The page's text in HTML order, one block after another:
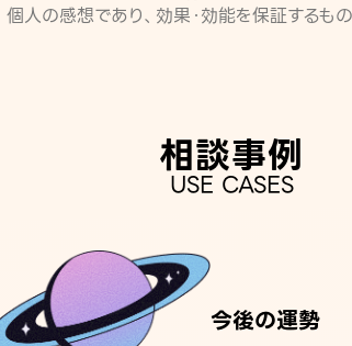
人の感想であり、効果・効能を保証するも
相談事例
USE CASES
今後の運勢